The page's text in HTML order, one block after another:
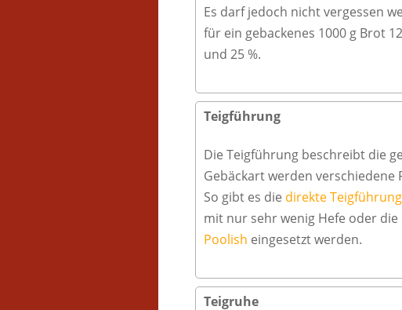
Es darf jedoch nicht vergessen
für ein gebackenes 1000 g Brot
und 25 %.
Teigführung
Die Teigführung beschreibt die
Gebäckart werden
So gibt es die direkte Teigführung
mit nur sehr wenig Hefe oder die
Poolish eingesetzt werden.
Teigruhe